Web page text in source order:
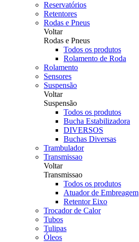
Reservatórios
Retentores
Rodas e Pneus
Voltar
Rodas e Pneus
Todos os produtos
Rolamento de Roda
Rolamento
Sensores
Suspensão
Voltar
Suspensão
Todos os produtos
Bucha Estabilizadora
DIVERSOS
Buchas Diversas
Trambulador
Transmissao
Voltar
Transmissao
Todos os produtos
Atuador de Embreagem
Retentor Eixo
Trocador de Calor
Tubos
Tulipas
Óleos